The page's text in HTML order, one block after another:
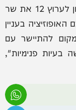
חה"כ דוד ביטן תקף הערב (שני) בריאיון לערוץ 12 את שר
בעניין
להתיישר עם
בעיות פנימיות",